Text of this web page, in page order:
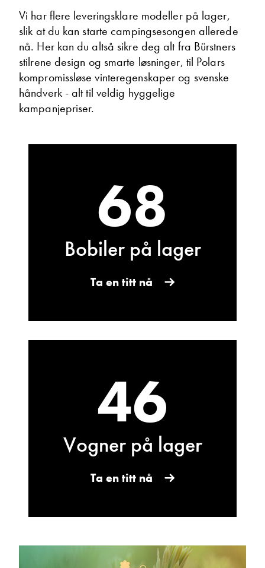
Vis telefon
Vis epost
Torgeir Vikmark-Lunga
Verksmester
Vis telefon
Vis epost
Kurt Hanssen
Kundemottak bilverksted
Vis telefon
Vis epost
Vi har flere leveringsklare modeller på lager,
slik at du kan starte campingsesongen allerede
nå. Her kan du altså sikre deg alt fra Bürstners
stilrene design og smarte løsninger, til Polars
kompromissløse vinteregenskaper og svenske
håndverk - alt til veldig hyggelige
kampanjepriser.
68
Bobiler på lager
Ta en titt nå
46
Vogner på lager
Ta en titt nå